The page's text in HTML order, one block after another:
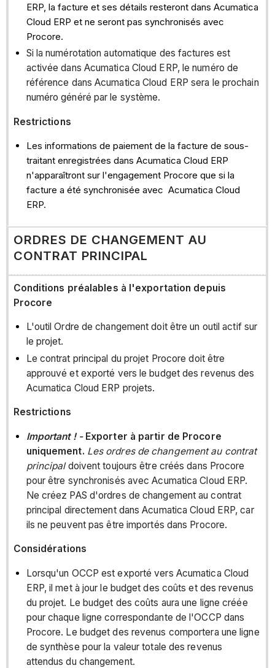
ERP, la facture et ses détails resteront dans Acumatica
Cloud ERP et ne seront pas synchronisés avec
Procore.
Si la numérotation automatique des factures est
activée dans Acumatica Cloud ERP, le numéro de
référence dans Acumatica Cloud ERP sera le prochain
numéro généré par le système.
Restrictions
Les informations de paiement de la facture de sous-
traitant enregistrées dans Acumatica Cloud ERP
n'apparaîtront sur l'engagement Procore que si la
facture a été synchronisée avec Acumatica Cloud
ERP.
ORDRES DE CHANGEMENT AU
CONTRAT PRINCIPAL
Conditions préalables à l'exportation depuis
Procore
L'outil Ordre de changement doit être un outil actif sur
le projet.
Le contrat principal du projet Procore doit être
approuvé et exporté vers le budget des revenus des
Acumatica Cloud ERP projets.
Restrictions
Important ! - Exporter à partir de Procore
uniquement. Les ordres de changement au contrat
principaldoivent toujours être créés dans Procore
pour être synchronisés avec Acumatica Cloud ERP.
Ne créez PAS d'ordres de changement au contrat
principal directement dans Acumatica Cloud ERP, car
ils ne peuvent pas être importés dans Procore.
Considérations
Lorsqu'un OCCP est exporté vers Acumatica Cloud
ERP, il met à jour le budget des coûts et des revenus
du projet. Le budget des coûts aura une ligne créée
pour chaque ligne correspondante de l'OCCP dans
Procore. Le budget des revenus comportera une ligne
de synthèse pour la valeur totale des revenus
attendus du changement.